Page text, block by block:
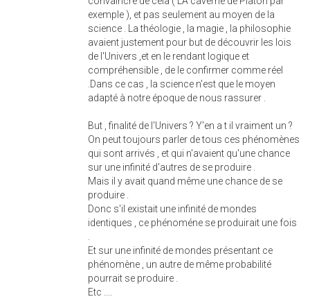
exemple ), et pas seulement au moyen de la
science . La théologie , la magie , la philosophie
avaient justement pour but de découvrir les lois
de l'Univers ,et en le rendant logique et
compréhensible , de le confirmer comme réel
.Dans ce cas , la science n'est que le moyen
adapté à notre époque de nous rassurer .
But , finalité de l'Univers ? Y'en a t il vraiment un ?
On peut toujours parler de tous ces phénomènes
qui sont arrivés , et qui n'avaient qu'une chance
sur une infinité d'autres de se produire .
Mais il y avait quand même une chance de se
produire .
Donc s'il existait une infinité de mondes
identiques , ce phénoméne se produirait une fois
Et sur une infinité de mondes présentant ce
phénomène , un autre de même probabilité
pourrait se produire .
Etc ....